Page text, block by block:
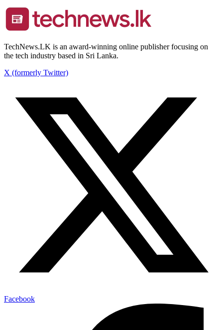
TechNews.LK is an award-winning online publisher focusing on
the tech industry based in Sri Lanka.
X (formerly Twitter)
Facebook